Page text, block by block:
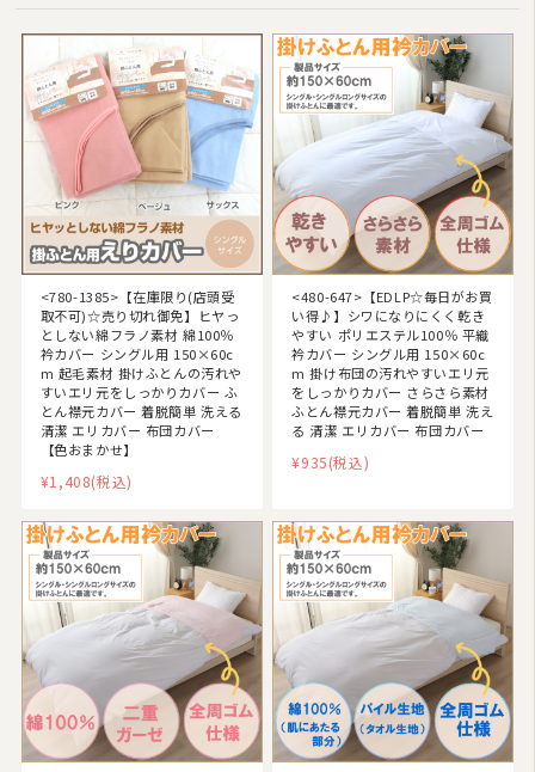
<780-1385>【在庫限り(店頭受
取不可)☆売り切れ御免】ヒヤっ
としない綿フラノ素材 綿100％
衿カバー シングル用 150×60c
m 起毛素材 掛けふとんの汚れや
すいエリ元をしっかりカバー ふ
とん襟元カバー 着脱簡単 洗える
清潔 エリカバー 布団カバー
【色おまかせ】
¥1,408(税込)
<480-647>【EDLP☆毎日がお買
い得♪】シワになりにくく乾き
やすい ポリエステル100％ 平織
衿カバー シングル用 150×60c
m 掛け布団の汚れやすいエリ元
をしっかりカバー さらさら素材
ふとん襟元カバー 着脱簡単 洗え
る 清潔 エリカバー 布団カバー
¥935(税込)